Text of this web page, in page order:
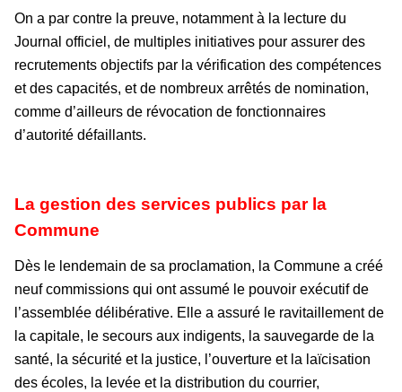
On a par contre la preuve, notamment à la lecture du
Journal officiel, de multiples initiatives pour assurer des
recrutements objectifs par la vérification des compétences
et des capacités, et de nombreux arrêtés de nomination,
comme d’ailleurs de révocation de fonctionnaires
d’autorité défaillants.
La gestion des services publics par la
Commune
Dès le lendemain de sa proclamation, la Commune a créé
neuf commissions qui ont assumé le pouvoir exécutif de
l’assemblée délibérative. Elle a assuré le ravitaillement de
la capitale, le secours aux indigents, la sauvegarde de la
santé, la sécurité et la justice, l’ouverture et la laïcisation
des écoles, la levée et la distribution du courrier,